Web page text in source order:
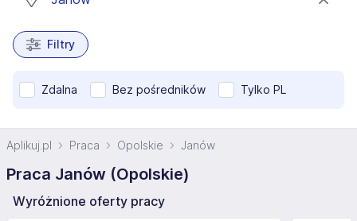
Filtry
Zdalna Bez pośredników Tylko PL
Aplikuj.pl Praca Opolskie Janów
Praca Janów (Opolskie)
Wyróżnione oferty pracy